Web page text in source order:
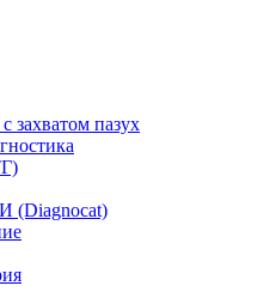
захватом пазух
(Diagnocat)